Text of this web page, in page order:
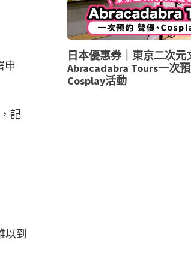
申
記
到
日本優惠券｜東京二次元
Abracadabra Tours一次
Cosplay活動